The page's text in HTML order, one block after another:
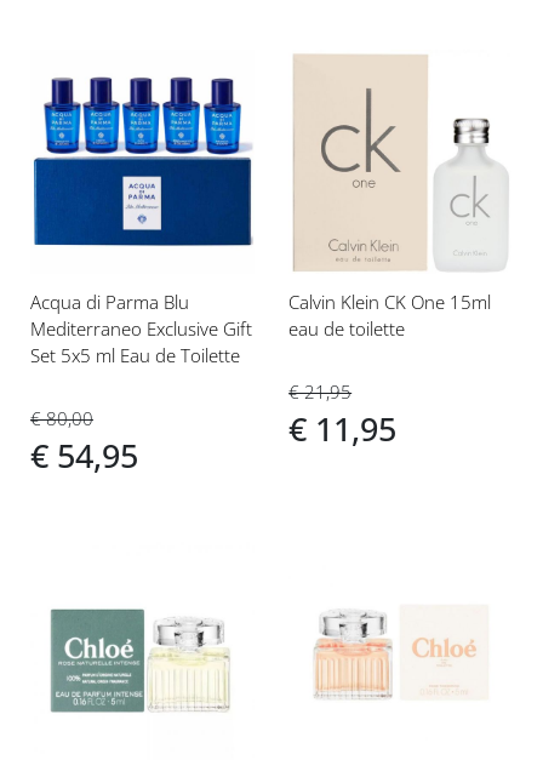
Voeg
toe
aan
verlanglijst
Acqua di Parma Blu
Mediterraneo Exclusive Gift
Set 5x5 ml Eau de Toilette
€ 80,00
€ 54,95
toe
aan
verlanglijst
Calvin Klein CK One 15ml
eau de toilette
€ 21,95
€ 11,95
aan
verlanglijst
toe
aan
verlanglijst